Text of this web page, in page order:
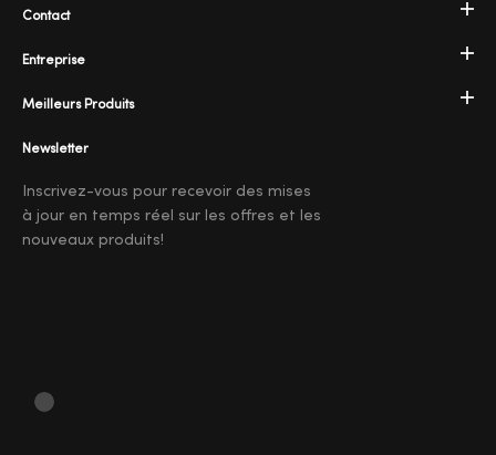
Entreprise
Meilleurs Produits
Contact
Newsletter
Inscrivez-vous pour recevoir des mises
à jour en temps réel sur les offres et les
nouveaux produits!